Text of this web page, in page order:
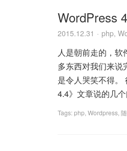
WordPress
2015.12.31 php,
人是朝前走的，软
多东西对我们来说
是令人哭笑不得。
4.4》文章说的几
Tags:php Wordpress